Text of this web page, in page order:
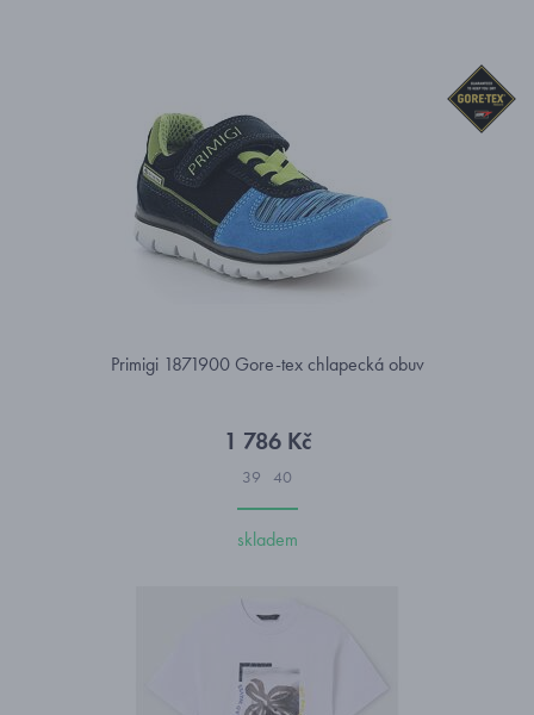
Primigi 1871900 Gore-tex chlapecká obuv
1 786 Kč
39 40
skladem